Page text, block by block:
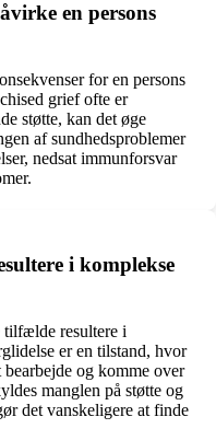
en persons
for en persons
grief ofte er
støtte, kan det øge
af sundhedsproblemer
nedsat immunforsvar
i komplekse
tilfælde resultere i
er en tilstand, hvor
og komme over
manglen på støtte og
det vanskeligere at finde